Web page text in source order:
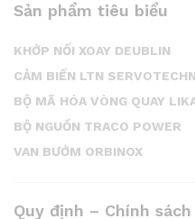
Sản phẩm tiêu biểu
KHỚP NỐI XOAY DEUBLIN
CẢM BIẾN LTN
BỘ MÃ HÓA VÒNG QUAY
BỘ NGUỒN TRACO POWER
VAN BƯỚM ORBINOX
Quy định – Chính sách